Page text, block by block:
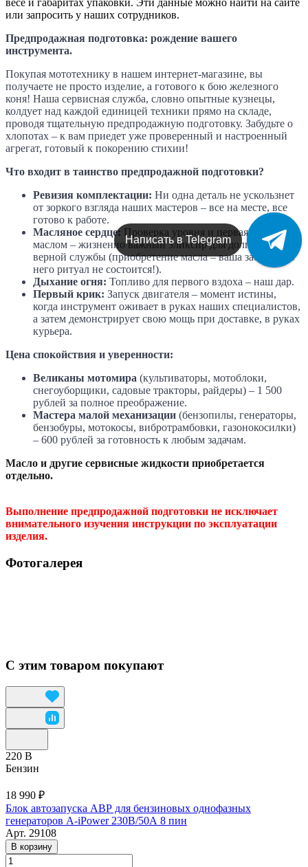
или запросить у наших сотрудников.
Предпродажная подготовка: рождение вашего
инструмента.
Покупая мототехнику в нашем интернет-магазине, вы
получаете не просто изделие, а готового к бою железного
коня! Наша сервисная служба, словно опытные кузнецы,
колдует над каждой единицей техники прямо на складе,
проводя тщательную предпродажную подготовку. Забудьте о
хлопотах – к вам приедет уже проверенный и настроенный
агрегат, готовый к покорению стихии!
Что входит в таинство предпродажной подготовки?
Ревизия комплектации: Ни одна деталь не ускользнет
от зоркого взгляда наших мастеров – все на месте, все
готово к работе.
Масляное сердце: Проверка уровня и первая заправка
маслом – жизненно важный эликсир для долгой и
верной службы (приобретение масла – ваша забота, без
него ритуал не состоится!).
Дыхание огня: Топливо для первого вздоха – наш дар.
Первый крик: Запуск двигателя – момент истины,
когда инструмент оживает в руках наших специалистов,
а затем демонстрирует свою мощь при доставке, в руках
курьера.
Цена спокойствия и уверенности:
Великаны мотомира (культиваторы, мотоблоки,
снегоуборщики, садовые тракторы, райдеры) – 1 500
рублей за полное преображение.
Мастера малой механизации (бензопилы, генераторы,
бензобуры, мотокосы, вибротрамбовки, газонокосилки)
– 600 рублей за готовность к любым задачам.
Масло и другие сервисные жидкости приобретается
отдельно.
Выполнение предпродажной подготовки не исключает
внимательного изучения инструкции по эксплуатации
изделия.
Фотогалерея
С этим товаром покупают
220 В
Бензин
18 990 ₽
Блок автозапуска АВР для бензиновых однофазных
генераторов A-iPower 230В/50А 8 пин
Арт. 29108
В корзину
Написать в Telegram